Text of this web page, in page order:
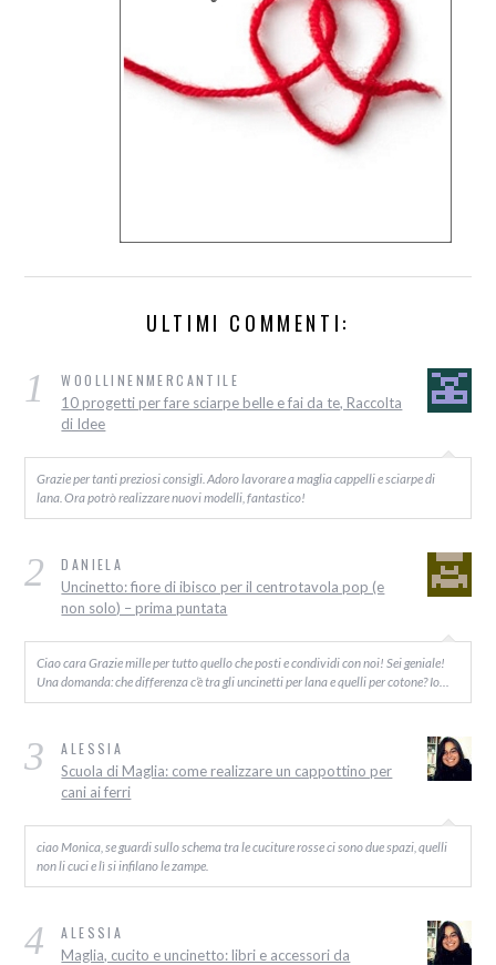
ULTIMI COMMENTI:
1 WOOLLINENMERCANTILE
10 progetti per fare sciarpe belle e fai da te, Raccolta
di Idee
Grazie per tanti preziosi consigli. Adoro lavorare a maglia cappelli e sciarpe di
lana. Ora potrò realizzare nuovi modelli, fantastico!
2 DANIELA
Uncinetto: fiore di ibisco per il centrotavola pop (e
non solo) – prima puntata
Ciao cara Grazie mille per tutto quello che posti e condividi con noi! Sei geniale!
Una domanda: che differenza c’è tra gli uncinetti per lana e quelli per cotone? Io…
3 ALESSIA
Scuola di Maglia: come realizzare un cappottino per
cani ai ferri
ciao Monica, se guardi sullo schema tra le cuciture rosse ci sono due spazi, quelli
non li cuci e lì si infilano le zampe.
4 ALESSIA
Maglia, cucito e uncinetto: libri e accessori da